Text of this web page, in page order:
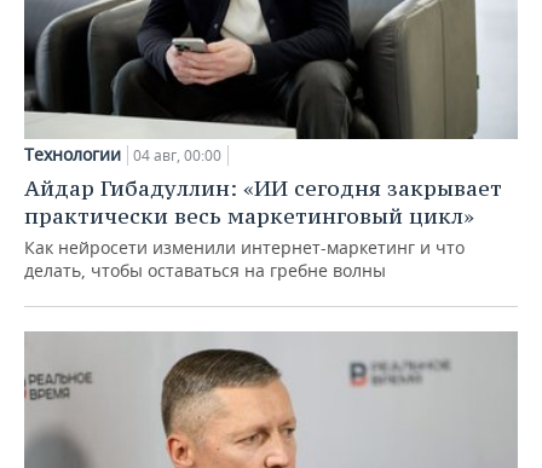
Технологии 04 авг, 00:00
Айдар Гибадуллин: «ИИ сегодня закрывает
практически весь маркетинговый цикл»
Как нейросети изменили интернет-маркетинг и что
делать, чтобы оставаться на гребне волны